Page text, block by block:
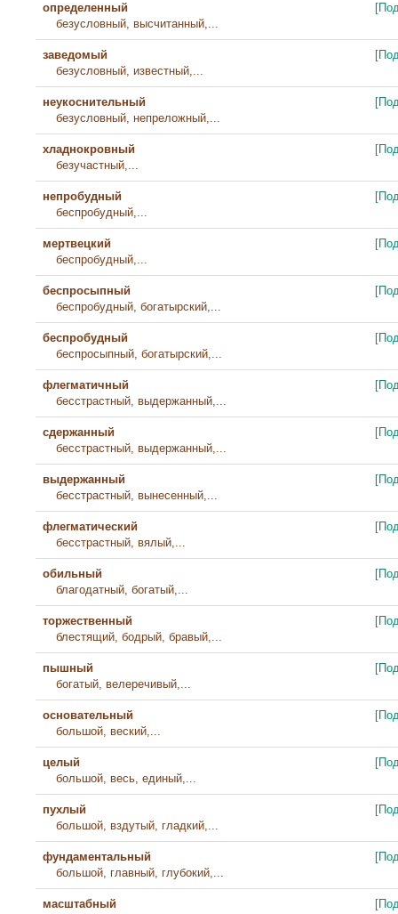
определенный
безусловный, высчитанный,...
заведомый
безусловный, известный,...
неукоснительный
безусловный, непреложный,...
хладнокровный
безучастный,...
непробудный
беспробудный,...
мертвецкий
беспробудный,...
беспросыпный
беспробудный, богатырский,...
беспробудный
беспросыпный, богатырский,...
флегматичный
бесстрастный, выдержанный,...
сдержанный
бесстрастный, выдержанный,...
выдержанный
бесстрастный, вынесенный,...
флегматический
бесстрастный, вялый,...
обильный
благодатный, богатый,...
торжественный
блестящий, бодрый, бравый,...
пышный
богатый, велеречивый,...
основательный
большой, веский,...
целый
большой, весь, единый,...
пухлый
большой, вздутый, гладкий,...
фундаментальный
большой, главный, глубокий,...
масштабный